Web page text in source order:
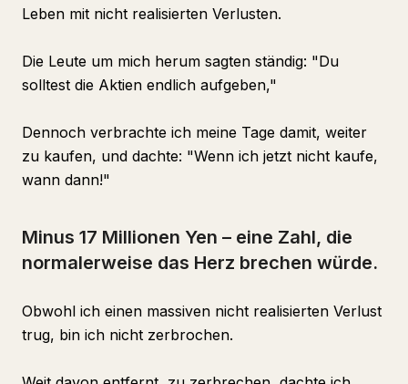
Leben mit nicht realisierten Verlusten.
Die Leute um mich herum sagten ständig: "Du
solltest die Aktien endlich aufgeben,"
Dennoch verbrachte ich meine Tage damit, weiter
zu kaufen, und dachte: "Wenn ich jetzt nicht kaufe,
wann dann!"
Minus 17 Millionen Yen – eine Zahl, die
normalerweise das Herz brechen würde.
Obwohl ich einen massiven nicht realisierten Verlust
trug, bin ich nicht zerbrochen.